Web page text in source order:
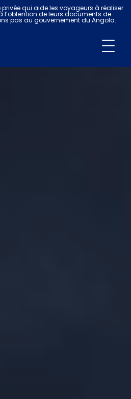
qui aide les voyageurs à réaliser
l’obtention de leurs documents de
pas au gouvernement du Angola.